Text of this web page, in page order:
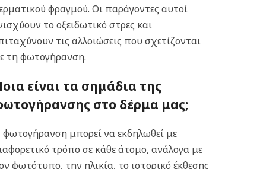
φραγμού. Οι παράγοντες αυτοί
το οξειδωτικό στρες και
τις αλλοιώσεις που σχετίζονται
τη φωτογήρανση.
είναι τα σημάδια της
στο δέρμα μας;
φωτογήρανση μπορεί να εκδηλωθεί με
τρόπο σε κάθε άτομο, ανάλογα με
φωτότυπο, την ηλικία, το ιστορικό έκθεσης